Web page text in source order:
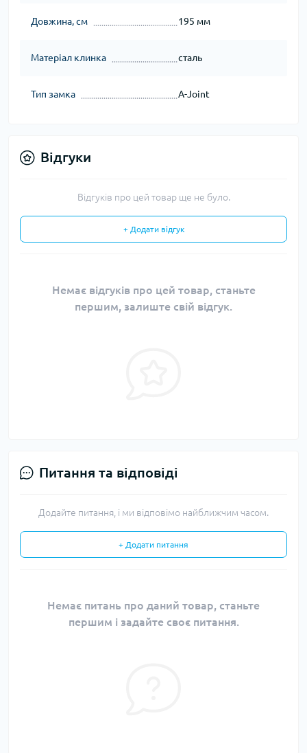
Довжина, см 195 мм
Матеріал клинка сталь
Тип замка A-Joint
Відгуки
Відгуків про цей товар ще не було.
+ Додати відгук
Немає відгуків про цей товар, станьте
першим, залиште свій відгук.
Питання та відповіді
Додайте питання, і ми відповімо найближчим часом.
+ Додати питання
Немає питань про даний товар, станьте
першим і задайте своє питання.